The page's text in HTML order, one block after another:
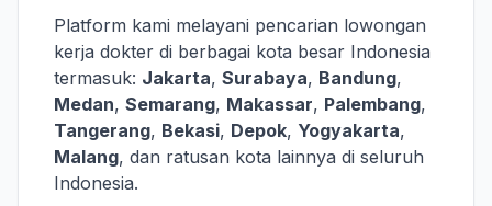
Platform kami melayani pencarian lowongan
kerja dokter di berbagai kota besar Indonesia
termasuk: Jakarta, Surabaya, Bandung,
Medan, Semarang, Makassar, Palembang,
Tangerang, Bekasi, Depok, Yogyakarta,
Malang, dan ratusan kota lainnya di seluruh
Indonesia.